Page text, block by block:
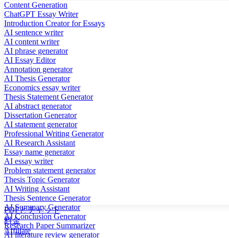
Content Generation
ChatGPT Essay Writer
Introduction Creator for Essays
AI sentence writer
AI content writer
AI phrase generator
AI Essay Editor
Annotation generator
AI Thesis Generator
Economics essay writer
Thesis Statement Generator
AI abstract generator
Dissertation Generator
AI statement generator
Professional Writing Generator
AI Research Assistant
Essay name generator
AI essay writer
Problem statement generator
Thesis Topic Generator
AI Writing Assistant
Thesis Sentence Generator
AI Summary Generator
AI Conclusion Generator
Research Paper Summarizer
AI literature review generator
PDFとチャット
料金
Affiliate